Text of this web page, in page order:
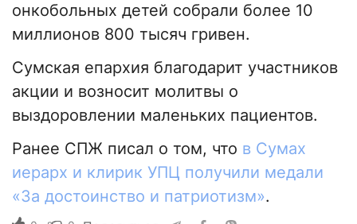
онкобольных детей собрали более 10
миллионов 800 тысяч гривен.
Сумская епархия благодарит участников
акции и возносит молитвы о
выздоровлении маленьких пациентов.
Ранее СПЖ писал о том, что в Сумах
иерарх и клирик УПЦ получили медали
«За достоинство и патриотизм».